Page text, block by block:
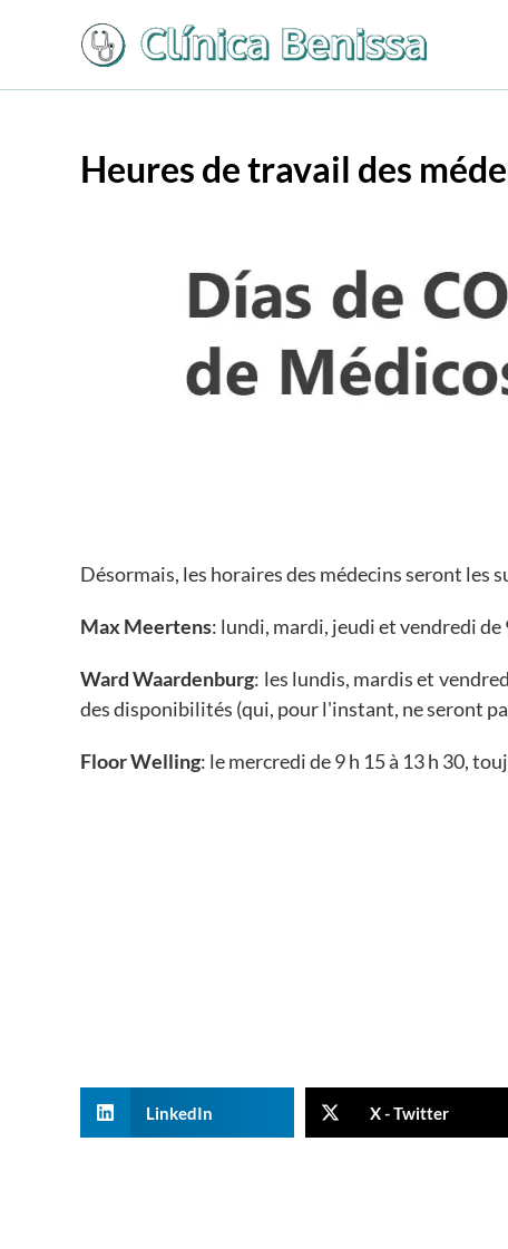
Heures de travail des
Désormais, les horaires des médecins seront les
Max Meertens: lundi, mardi, jeudi et vendredi de
Ward Waardenburg: les lundis, mardis et
des disponibilités (qui, pour l'instant, ne seront
Floor Welling: le mercredi de 9 h 15 à 13 h 30,
LinkedIn X - Twitter